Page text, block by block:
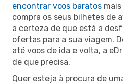
encontrar voos baratos
compra os seus bilhetes de
a certeza de que está a
ofertas para a sua viagem.
até voos de ida e volta, a
de que precisa.
Quer esteja à procura de